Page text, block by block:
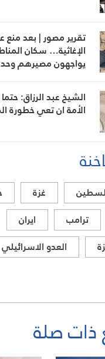
تقرير مصور | بعد
الإغاثية… سكان
يواجهون مصيرهم
الشيخ عبد الرزاق:
الأمة ان تعي خطورة
غزة
ترامب
ايران
العدو الاسرائيلي
ذات صلة